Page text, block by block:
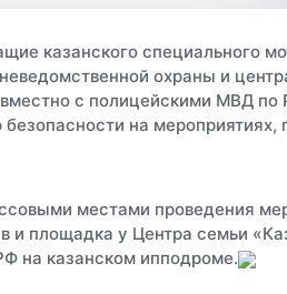
казанского специального
охраны и
с полицейскими МВД
на
местами проведения
и площадка у Центра семьи
на казанском ипподроме.